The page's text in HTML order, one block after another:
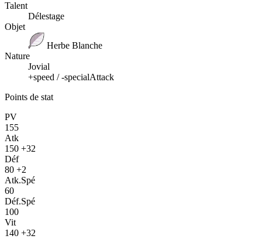
Talent
Délestage
Objet
Herbe Blanche
Nature
Jovial
+speed / -specialAttack
Points de stat
PV
155
Atk
150 +32
Déf
80 +2
Atk.Spé
60
Déf.Spé
100
Vit
140 +32